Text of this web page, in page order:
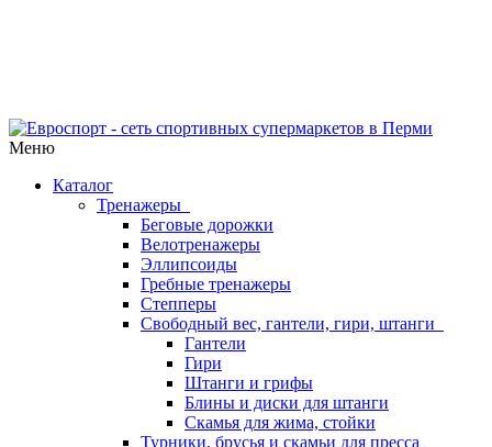
Меню
Каталог
Тренажеры
Беговые дорожки
Велотренажеры
Эллипсоиды
Гребные тренажеры
Степперы
Свободный вес, гантели, гири, штанги
Гантели
Гири
Штанги и грифы
Блины и диски для штанги
Скамья для жима, стойки
Турники, брусья и скамьи для пресса